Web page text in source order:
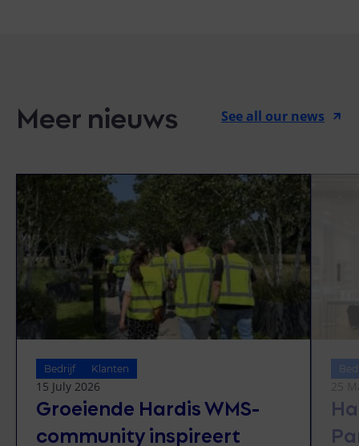
Meer nieuws See all our news
Bedrijf Klanten
15 July 2026
Groeiende Hardis WMS-
community inspireert